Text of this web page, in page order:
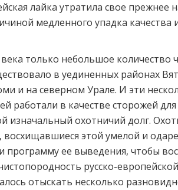
лайка утратила свое прежнее
медленного упадка качества
века только небольшое количество
в уединенных районах
и на северном Урале. И эти
работали в качестве сторожей
изначальный охотничий долг.
восхищавшиеся этой умелой и
программу ее выведения, чтобы
русско-
отыскать несколько